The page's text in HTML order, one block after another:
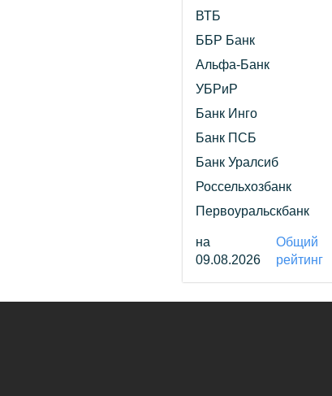
ВТБ
ББР Банк
Альфа-Банк
УБРиР
Банк Инго
Банк ПСБ
Банк Уралсиб
Россельхозбанк
Первоуральскбанк
на
09.08.2026
Общий
рейтинг